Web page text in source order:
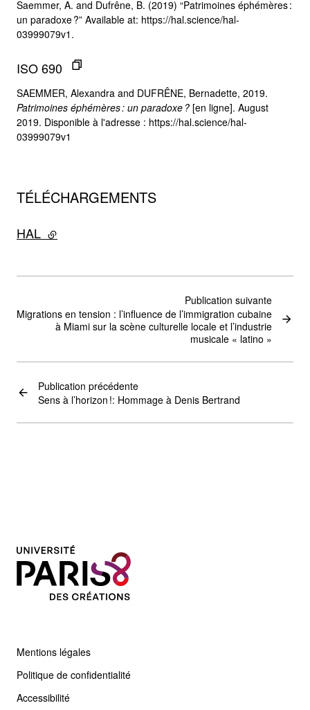
Saemmer, A. and Dufrêne, B. (2019) “Patrimoines éphémères :
un paradoxe ?” Available at: https://hal.science/hal-
03999079v1.
ISO 690
SAEMMER, Alexandra and DUFRÊNE, Bernadette, 2019.
Patrimoines éphémères : un paradoxe ? [en ligne]. August
2019. Disponible à l'adresse : https://hal.science/hal-
03999079v1
TÉLÉCHARGEMENTS
HAL - lien externe
Publication précédente
Sens à l’horizon !: Hommage à Denis Bertrand
Publication suivante
Migrations en tension : l’influence de l’immigration cubaine
à Miami sur la scène culturelle locale et l’industrie
musicale « latino »
Mentions légales
Politique de confidentialité
Accessibilité